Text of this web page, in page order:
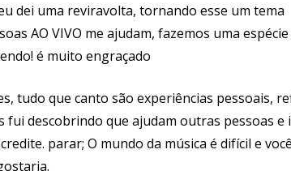
dei uma reviravolta, tornando esse um tema
AO VIVO me ajudam, fazemos uma espécie
é muito engraçado
tudo que canto são experiências pessoais,
descobrindo que ajudam outras pessoas e
parar; O mundo da música é difícil e